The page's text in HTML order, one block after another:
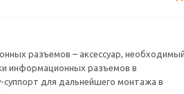
разъемов – аксессуар,
информационных разъемов в
для дальнейшего монтажа в